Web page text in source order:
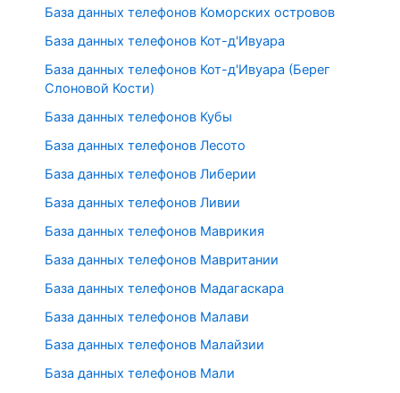
База данных телефонов Коморских островов
База данных телефонов Кот-д'Ивуара
База данных телефонов Кот-д'Ивуара (Берег
Слоновой Кости)
База данных телефонов Кубы
База данных телефонов Лесото
База данных телефонов Либерии
База данных телефонов Ливии
База данных телефонов Маврикия
База данных телефонов Мавритании
База данных телефонов Мадагаскара
База данных телефонов Малави
База данных телефонов Малайзии
База данных телефонов Мали